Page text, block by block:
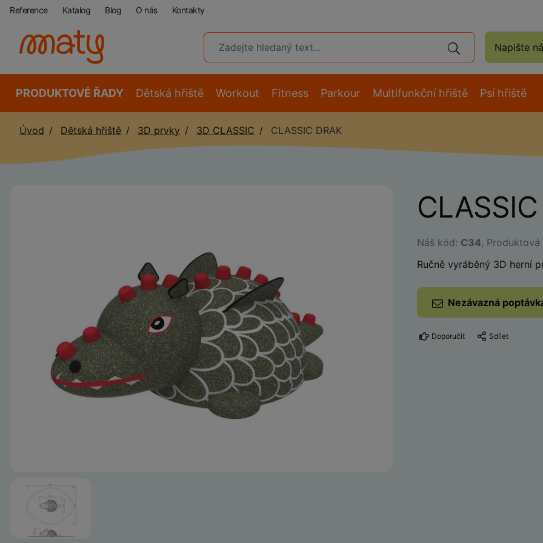
Reference Katalog Blog O nás Kontakty
Napište
PRODUKTOVÉ ŘADY Dětská hřiště Workout Fitness Parkour Multifunkční hřiště Psí hřiště
Úvod Dětská hřiště 3D prvky 3D CLASSIC CLASSIC DRAK
Náš kód: C34,
Ručně vyráběný 3D herní
Nezávazná
Doporučit Sdílet